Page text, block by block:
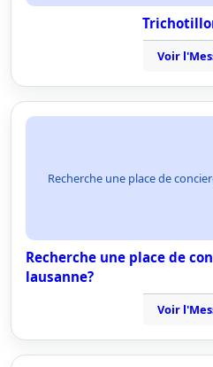
Voir
Recherche une place de
Recherche une place de
lausanne?
Voir